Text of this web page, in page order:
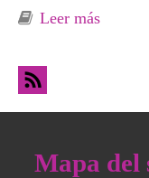
Leer más
Mapa del